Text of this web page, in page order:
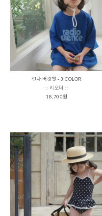
린다 버킷햇 - 3 COLOR
:: 리오더 ::
18,700원